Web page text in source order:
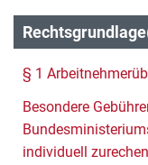
§ 1
Besondere
individuell